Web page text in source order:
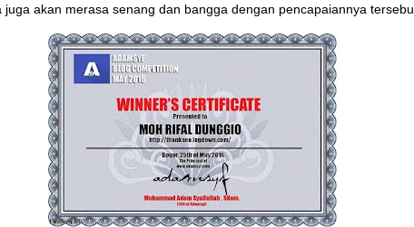
juga akan merasa senang dan bangga dengan pencapaiannya